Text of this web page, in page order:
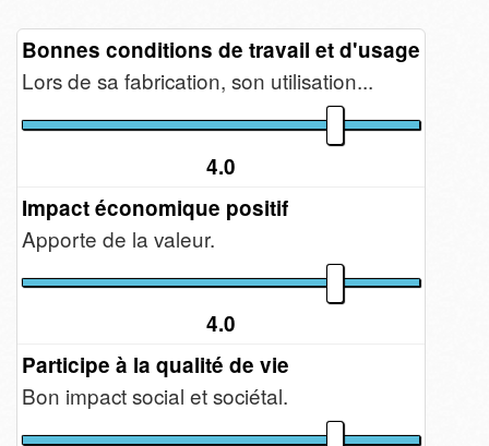
Bonnes conditions de travail et d'usage
Lors de sa fabrication, son utilisation...
4.0
Impact économique positif
Apporte de la valeur.
4.0
Participe à la qualité de vie
Bon impact social et sociétal.